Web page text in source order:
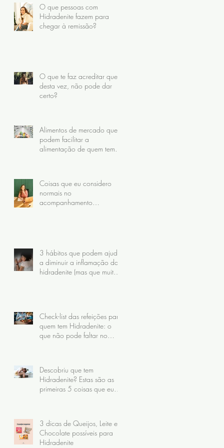
O que pessoas com
Hidradenite fazem para
chegar à remissão?
O que te faz acreditar que,
desta vez, não pode dar
certo?
Alimentos de mercado que
podem facilitar a
alimentação de quem tem
Coisas que eu considero
normais no
acompanhamento
3 hábitos que podem ajudar
a diminuir a inflamação da
hidradenite (mas que muita
Check-list das refeições para
quem tem Hidradenite: o
que não pode faltar no
Descobriu que tem
Hidradenite? Estas são as
primeiras 5 coisas que eu
3 dicas de Queijos, Leite e
Chocolate possíveis para
Hidradenite